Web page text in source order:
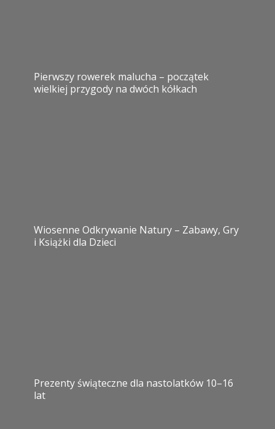
Pierwszy rowerek malucha – początek
wielkiej przygody na dwóch kółkach
Wiosenne Odkrywanie Natury – Zabawy, Gry
i Książki dla Dzieci
Prezenty świąteczne dla nastolatków 10–16
lat